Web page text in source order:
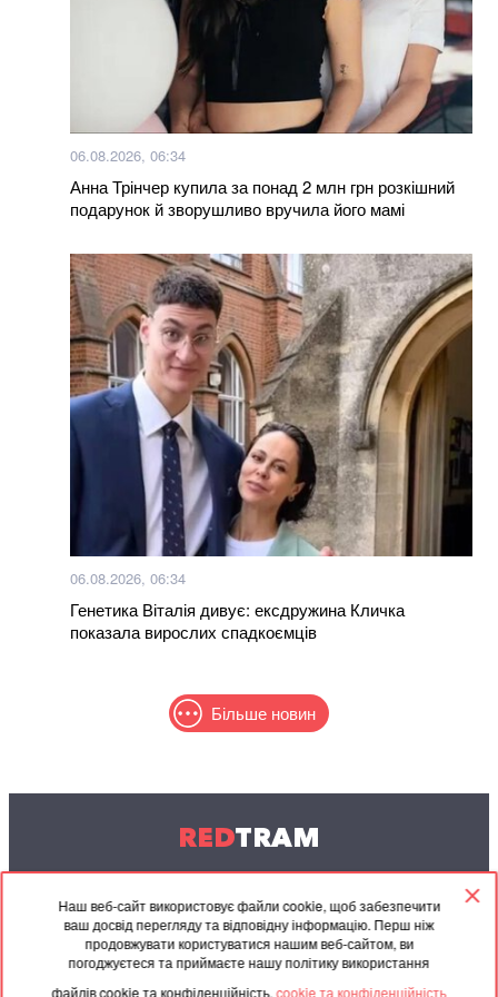
Наш веб-сайт використовує файли cookie, щоб забезпечити
ваш досвід перегляду та відповідну інформацію. Перш ніж
продовжувати користуватися нашим веб-сайтом, ви
погоджуєтеся та приймаєте нашу політику використання
файлів cookie та конфіденційність.cookie та конфіденційність
06.08.2026, 06:34
Анна Трінчер купила за понад 2 млн грн розкішний
подарунок й зворушливо вручила його мамі
06.08.2026, 06:34
Генетика Віталія дивує: ексдружина Кличка
показала вирослих спадкоємців
Більше новин
REDTRAM
© 2004-2026 Redtram, Ltd.
Співпраця
Партнерські
Архів
Угода
Контакти